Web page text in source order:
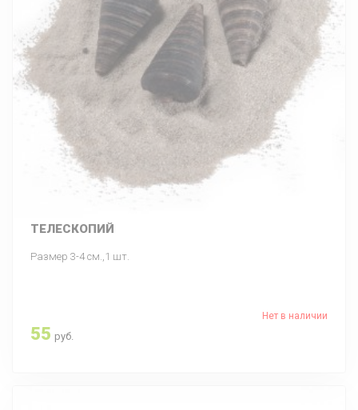
ТЕЛЕСКОПИЙ
Размер 3-4 см.,1 шт.
55 руб.
Нет в наличии